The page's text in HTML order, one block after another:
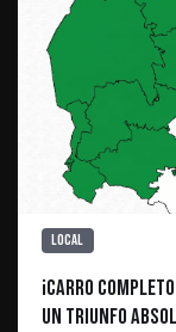
Local
¡CARRO
un triunfo